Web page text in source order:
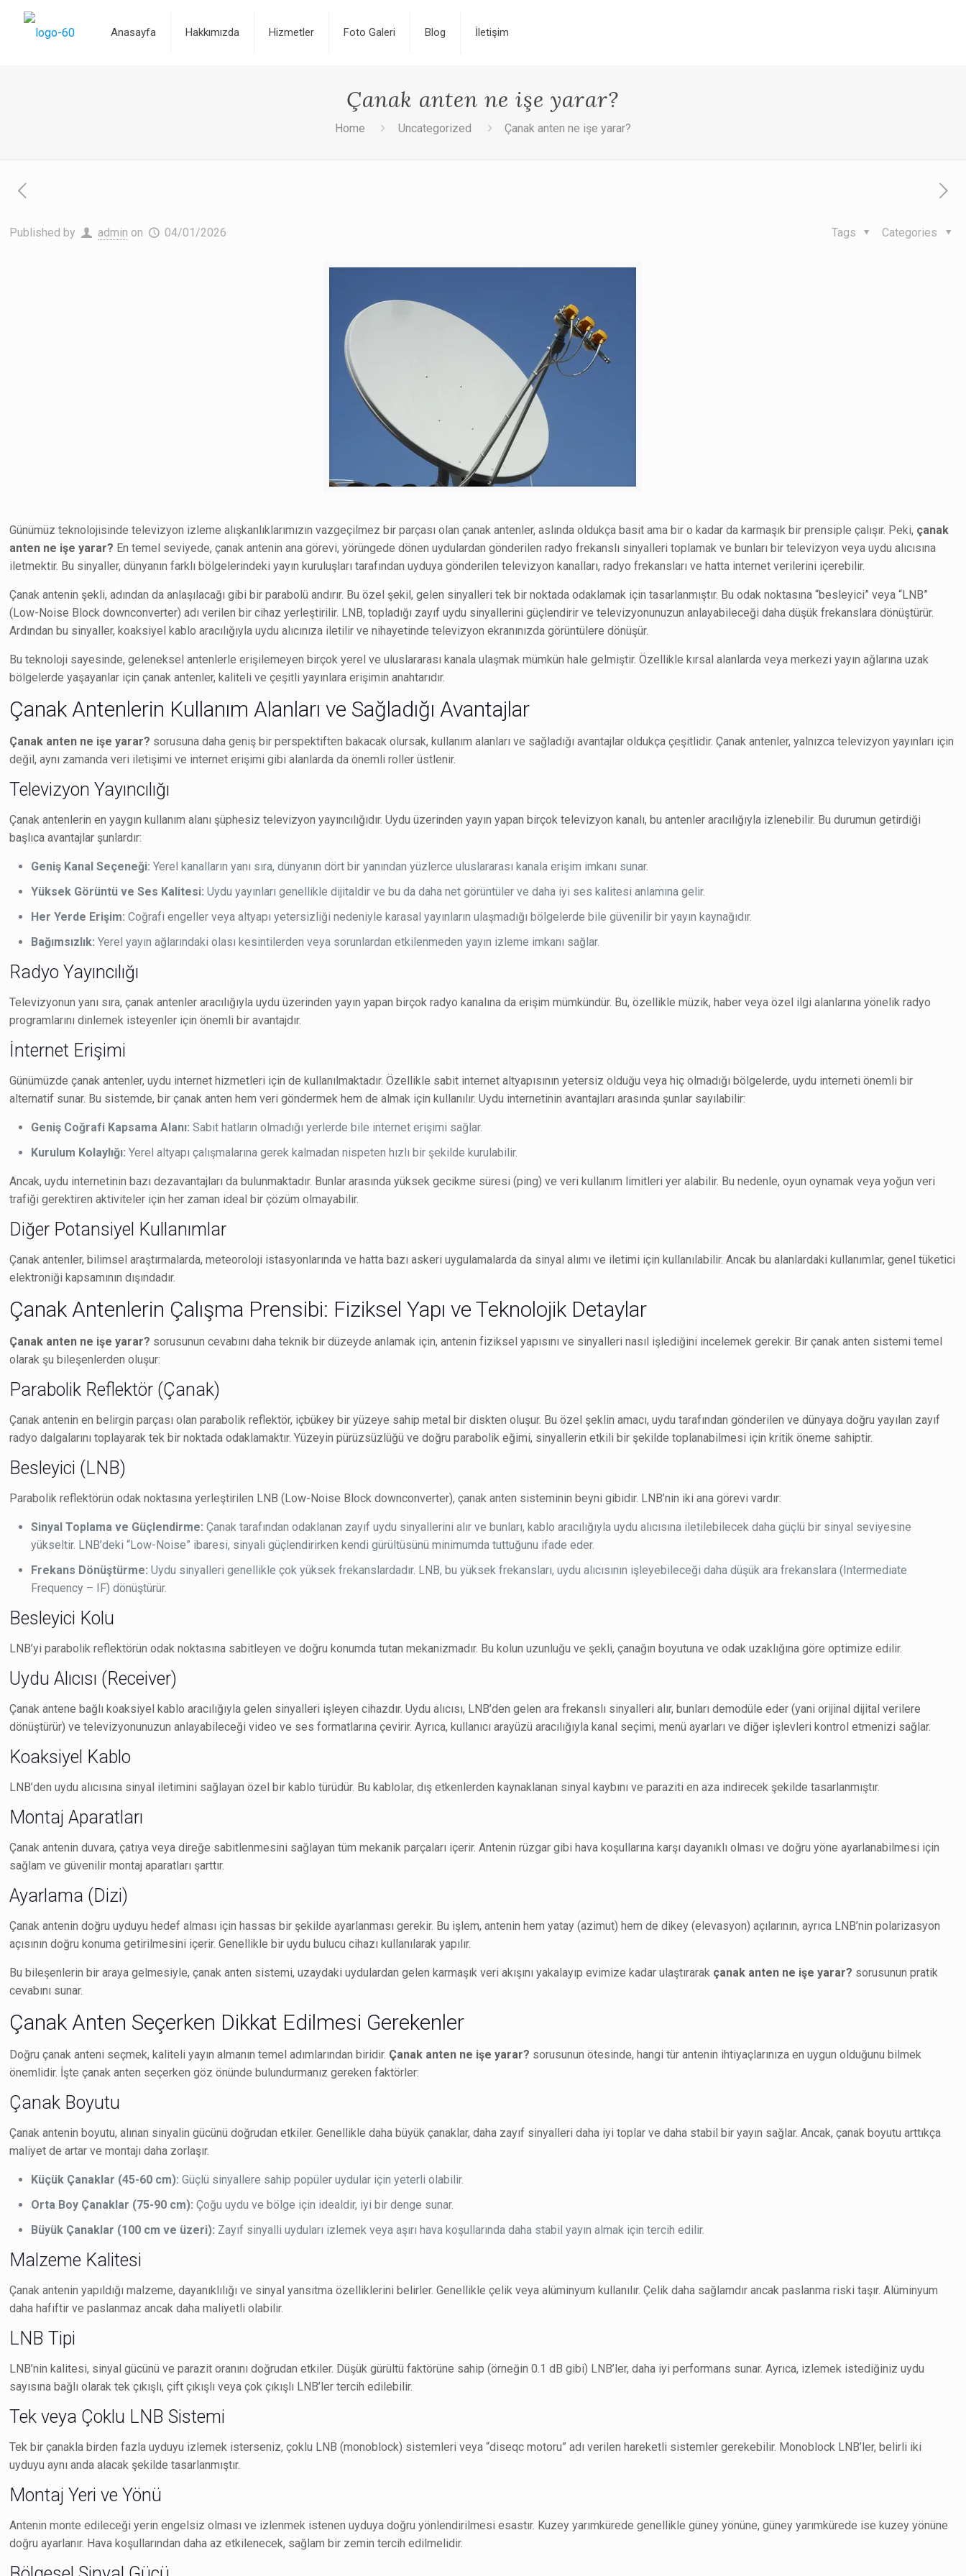
Anasayfa Hakkımızda Hizmetler Foto Galeri Blog İletişim
Çanak anten ne işe yarar?
Home Uncategorized Çanak anten ne işe yarar?
Published by admin on 04/01/2026 Categories
Tags
Günümüz teknolojisinde televizyon izleme alışkanlıklarımızın vazgeçilmez bir parçası olan çanak antenler, aslında oldukça basit ama bir o kadar da karmaşık bir prensiple çalışır. Peki, çanak
anten ne işe yarar? En temel seviyede, çanak antenin ana görevi, yörüngede dönen uydulardan gönderilen radyo frekanslı sinyalleri toplamak ve bunları bir televizyon veya uydu alıcısına
iletmektir. Bu sinyaller, dünyanın farklı bölgelerindeki yayın kuruluşları tarafından uyduya gönderilen televizyon kanalları, radyo frekansları ve hatta internet verilerini içerebilir.
Çanak antenin şekli, adından da anlaşılacağı gibi bir parabolü andırır. Bu özel şekil, gelen sinyalleri tek bir noktada odaklamak için tasarlanmıştır. Bu odak noktasına “besleyici” veya “LNB”
(Low-Noise Block downconverter) adı verilen bir cihaz yerleştirilir. LNB, topladığı zayıf uydu sinyallerini güçlendirir ve televizyonunuzun anlayabileceği daha düşük frekanslara dönüştürür.
Ardından bu sinyaller, koaksiyel kablo aracılığıyla uydu alıcınıza iletilir ve nihayetinde televizyon ekranınızda görüntülere dönüşür.
Bu teknoloji sayesinde, geleneksel antenlerle erişilemeyen birçok yerel ve uluslararası kanala ulaşmak mümkün hale gelmiştir. Özellikle kırsal alanlarda veya merkezi yayın ağlarına uzak
bölgelerde yaşayanlar için çanak antenler, kaliteli ve çeşitli yayınlara erişimin anahtarıdır.
Çanak Antenlerin Kullanım Alanları ve Sağladığı Avantajlar
Çanak anten ne işe yarar? sorusuna daha geniş bir perspektiften bakacak olursak, kullanım alanları ve sağladığı avantajlar oldukça çeşitlidir. Çanak antenler, yalnızca televizyon yayınları için
değil, aynı zamanda veri iletişimi ve internet erişimi gibi alanlarda da önemli roller üstlenir.
Televizyon Yayıncılığı
Çanak antenlerin en yaygın kullanım alanı şüphesiz televizyon yayıncılığıdır. Uydu üzerinden yayın yapan birçok televizyon kanalı, bu antenler aracılığıyla izlenebilir. Bu durumun getirdiği
başlıca avantajlar şunlardır:
Geniş Kanal Seçeneği: Yerel kanalların yanı sıra, dünyanın dört bir yanından yüzlerce uluslararası kanala erişim imkanı sunar.
Yüksek Görüntü ve Ses Kalitesi: Uydu yayınları genellikle dijitaldir ve bu da daha net görüntüler ve daha iyi ses kalitesi anlamına gelir.
Her Yerde Erişim: Coğrafi engeller veya altyapı yetersizliği nedeniyle karasal yayınların ulaşmadığı bölgelerde bile güvenilir bir yayın kaynağıdır.
Bağımsızlık: Yerel yayın ağlarındaki olası kesintilerden veya sorunlardan etkilenmeden yayın izleme imkanı sağlar.
Radyo Yayıncılığı
Televizyonun yanı sıra, çanak antenler aracılığıyla uydu üzerinden yayın yapan birçok radyo kanalına da erişim mümkündür. Bu, özellikle müzik, haber veya özel ilgi alanlarına yönelik radyo
programlarını dinlemek isteyenler için önemli bir avantajdır.
İnternet Erişimi
Günümüzde çanak antenler, uydu internet hizmetleri için de kullanılmaktadır. Özellikle sabit internet altyapısının yetersiz olduğu veya hiç olmadığı bölgelerde, uydu interneti önemli bir
alternatif sunar. Bu sistemde, bir çanak anten hem veri göndermek hem de almak için kullanılır. Uydu internetinin avantajları arasında şunlar sayılabilir:
Geniş Coğrafi Kapsama Alanı: Sabit hatların olmadığı yerlerde bile internet erişimi sağlar.
Kurulum Kolaylığı: Yerel altyapı çalışmalarına gerek kalmadan nispeten hızlı bir şekilde kurulabilir.
Ancak, uydu internetinin bazı dezavantajları da bulunmaktadır. Bunlar arasında yüksek gecikme süresi (ping) ve veri kullanım limitleri yer alabilir. Bu nedenle, oyun oynamak veya yoğun veri
trafiği gerektiren aktiviteler için her zaman ideal bir çözüm olmayabilir.
Diğer Potansiyel Kullanımlar
Çanak antenler, bilimsel araştırmalarda, meteoroloji istasyonlarında ve hatta bazı askeri uygulamalarda da sinyal alımı ve iletimi için kullanılabilir. Ancak bu alanlardaki kullanımlar, genel tüketici
elektroniği kapsamının dışındadır.
Çanak Antenlerin Çalışma Prensibi: Fiziksel Yapı ve Teknolojik Detaylar
Çanak anten ne işe yarar? sorusunun cevabını daha teknik bir düzeyde anlamak için, antenin fiziksel yapısını ve sinyalleri nasıl işlediğini incelemek gerekir. Bir çanak anten sistemi temel
olarak şu bileşenlerden oluşur:
Parabolik Reflektör (Çanak)
Çanak antenin en belirgin parçası olan parabolik reflektör, içbükey bir yüzeye sahip metal bir diskten oluşur. Bu özel şeklin amacı, uydu tarafından gönderilen ve dünyaya doğru yayılan zayıf
radyo dalgalarını toplayarak tek bir noktada odaklamaktır. Yüzeyin pürüzsüzlüğü ve doğru parabolik eğimi, sinyallerin etkili bir şekilde toplanabilmesi için kritik öneme sahiptir.
Besleyici (LNB)
Parabolik reflektörün odak noktasına yerleştirilen LNB (Low-Noise Block downconverter), çanak anten sisteminin beyni gibidir. LNB’nin iki ana görevi vardır:
Sinyal Toplama ve Güçlendirme: Çanak tarafından odaklanan zayıf uydu sinyallerini alır ve bunları, kablo aracılığıyla uydu alıcısına iletilebilecek daha güçlü bir sinyal seviyesine
yükseltir. LNB’deki “Low-Noise” ibaresi, sinyali güçlendirirken kendi gürültüsünü minimumda tuttuğunu ifade eder.
Frekans Dönüştürme: Uydu sinyalleri genellikle çok yüksek frekanslardadır. LNB, bu yüksek frekansları, uydu alıcısının işleyebileceği daha düşük ara frekanslara (Intermediate
Frequency – IF) dönüştürür.
Besleyici Kolu
LNB’yi parabolik reflektörün odak noktasına sabitleyen ve doğru konumda tutan mekanizmadır. Bu kolun uzunluğu ve şekli, çanağın boyutuna ve odak uzaklığına göre optimize edilir.
Uydu Alıcısı (Receiver)
Çanak antene bağlı koaksiyel kablo aracılığıyla gelen sinyalleri işleyen cihazdır. Uydu alıcısı, LNB’den gelen ara frekanslı sinyalleri alır, bunları demodüle eder (yani orijinal dijital verilere
dönüştürür) ve televizyonunuzun anlayabileceği video ve ses formatlarına çevirir. Ayrıca, kullanıcı arayüzü aracılığıyla kanal seçimi, menü ayarları ve diğer işlevleri kontrol etmenizi sağlar.
Koaksiyel Kablo
LNB’den uydu alıcısına sinyal iletimini sağlayan özel bir kablo türüdür. Bu kablolar, dış etkenlerden kaynaklanan sinyal kaybını ve paraziti en aza indirecek şekilde tasarlanmıştır.
Montaj Aparatları
Çanak antenin duvara, çatıya veya direğe sabitlenmesini sağlayan tüm mekanik parçaları içerir. Antenin rüzgar gibi hava koşullarına karşı dayanıklı olması ve doğru yöne ayarlanabilmesi için
sağlam ve güvenilir montaj aparatları şarttır.
Ayarlama (Dizi)
Çanak antenin doğru uyduyu hedef alması için hassas bir şekilde ayarlanması gerekir. Bu işlem, antenin hem yatay (azimut) hem de dikey (elevasyon) açılarının, ayrıca LNB’nin polarizasyon
açısının doğru konuma getirilmesini içerir. Genellikle bir uydu bulucu cihazı kullanılarak yapılır.
Bu bileşenlerin bir araya gelmesiyle, çanak anten sistemi, uzaydaki uydulardan gelen karmaşık veri akışını yakalayıp evimize kadar ulaştırarak çanak anten ne işe yarar? sorusunun pratik
cevabını sunar.
Çanak Anten Seçerken Dikkat Edilmesi Gerekenler
Doğru çanak anteni seçmek, kaliteli yayın almanın temel adımlarından biridir. Çanak anten ne işe yarar? sorusunun ötesinde, hangi tür antenin ihtiyaçlarınıza en uygun olduğunu bilmek
önemlidir. İşte çanak anten seçerken göz önünde bulundurmanız gereken faktörler:
Çanak Boyutu
Çanak antenin boyutu, alınan sinyalin gücünü doğrudan etkiler. Genellikle daha büyük çanaklar, daha zayıf sinyalleri daha iyi toplar ve daha stabil bir yayın sağlar. Ancak, çanak boyutu arttıkça
maliyet de artar ve montajı daha zorlaşır.
Küçük Çanaklar (45-60 cm): Güçlü sinyallere sahip popüler uydular için yeterli olabilir.
Orta Boy Çanaklar (75-90 cm): Çoğu uydu ve bölge için idealdir, iyi bir denge sunar.
Büyük Çanaklar (100 cm ve üzeri): Zayıf sinyalli uyduları izlemek veya aşırı hava koşullarında daha stabil yayın almak için tercih edilir.
Malzeme Kalitesi
Çanak antenin yapıldığı malzeme, dayanıklılığı ve sinyal yansıtma özelliklerini belirler. Genellikle çelik veya alüminyum kullanılır. Çelik daha sağlamdır ancak paslanma riski taşır. Alüminyum
daha hafiftir ve paslanmaz ancak daha maliyetli olabilir.
LNB Tipi
LNB’nin kalitesi, sinyal gücünü ve parazit oranını doğrudan etkiler. Düşük gürültü faktörüne sahip (örneğin 0.1 dB gibi) LNB’ler, daha iyi performans sunar. Ayrıca, izlemek istediğiniz uydu
sayısına bağlı olarak tek çıkışlı, çift çıkışlı veya çok çıkışlı LNB’ler tercih edilebilir.
Tek veya Çoklu LNB Sistemi
Tek bir çanakla birden fazla uyduyu izlemek isterseniz, çoklu LNB (monoblock) sistemleri veya “diseqc motoru” adı verilen hareketli sistemler gerekebilir. Monoblock LNB’ler, belirli iki
uyduyu aynı anda alacak şekilde tasarlanmıştır.
Montaj Yeri ve Yönü
Antenin monte edileceği yerin engelsiz olması ve izlenmek istenen uyduya doğru yönlendirilmesi esastır. Kuzey yarımkürede genellikle güney yönüne, güney yarımkürede ise kuzey yönüne
doğru ayarlanır. Hava koşullarından daha az etkilenecek, sağlam bir zemin tercih edilmelidir.